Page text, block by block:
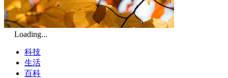
Loading...
科技
生活
百科